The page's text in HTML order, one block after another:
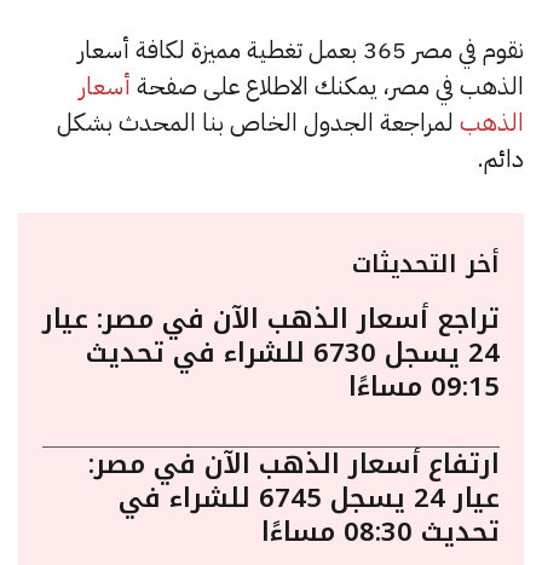
نقوم في مصر 365 بعمل تغطية مميزة لكافة أسعار
الذهب في مصر، يمكنك الاطلاع على صفحة أسعار
الذهب لمراجعة الجدول الخاص بنا المحدث بشكل
دائم.
أخر التحديثات
تراجع أسعار الذهب الآن في مصر: عيار
24 يسجل 6730 للشراء في تحديث
09:15 مساءًا
ارتفاع أسعار الذهب الآن في مصر:
عيار 24 يسجل 6745 للشراء في
تحديث 08:30 مساءًا